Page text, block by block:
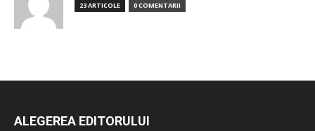
23 ARTICOLE 0 COMENTARII
ALEGEREA EDITORULUI